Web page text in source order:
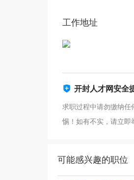
工作地址
开封人才网安全
求职过程中请勿缴纳任
惕！如有不实，请立即
可能感兴趣的职位